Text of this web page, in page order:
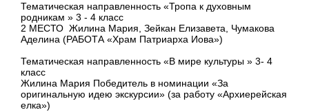
Тематическая направленность «Тропа к духовным
родникам » 3 - 4 класс
2 МЕСТО Жилина Мария, Зейкан Елизавета, Чумакова
Аделина (РАБОТА «Храм Патриарха Иова»)
Тематическая направленность «В мире культуры » 3- 4
класс
Жилина Мария Победитель в номинации «За
оригинальную идею экскурсии» (за работу «Архиерейская
елка»)